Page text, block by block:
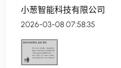
小葱智能科技有限公司
2026-03-08 07:58:35